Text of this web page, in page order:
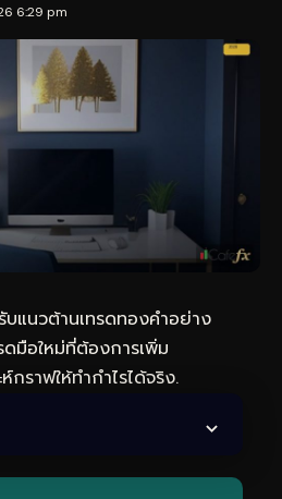
6:29 pm
บแนวต้านเทรดทองคำอย่าง
ดมือใหม่ที่ต้องการเพิ่ม
กราฟให้ทำกำไรได้จริง.